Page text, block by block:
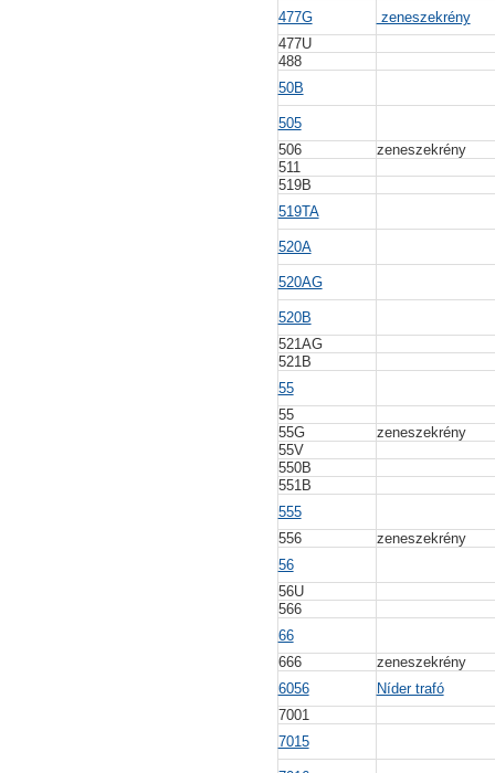
477G
zeneszekrény
477U
488
50B
505
506
zeneszekrény
511
519B
519TA
520A
520AG
520B
521AG
521B
55
55
55G
zeneszekrény
55V
550B
551B
555
556
zeneszekrény
56
56U
566
66
666
zeneszekrény
6056
Níder trafó
7001
7015